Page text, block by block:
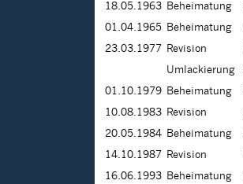
18.05.1963 Beheimatung
01.04.1965 Beheimatung
23.03.1977
Revision
Umlackierung
01.10.1979 Beheimatung
10.08.1983 Revision
20.05.1984 Beheimatung
14.10.1987
Revision
16.06.1993 Beheimatung